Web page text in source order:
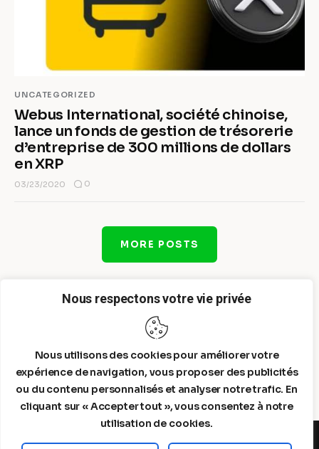
Nous respectons votre vie privée
Nous utilisons des cookies pour améliorer votre
expérience de navigation, vous proposer des publicités
ou du contenu personnalisés et analyser notre trafic. En
cliquant sur « Accepter tout », vous consentez à notre
utilisation de cookies.
UNCATEGORIZED
Webus International, société chinoise,
lance un fonds de gestion de trésorerie
d’entreprise de 300 millions de dollars
en XRP
03/23/2020 0
MORE POSTS